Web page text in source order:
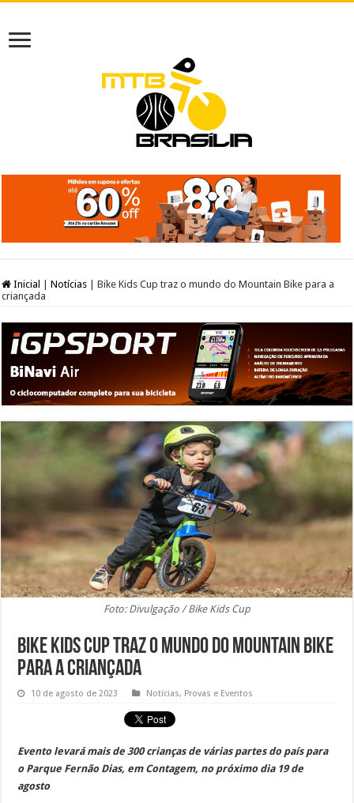
Inicial Notícias
Bike Kids Cup traz o mundo do Mountain Bike para a
criançada
Foto: Divulgação / Bike Kids Cup
Bike Kids Cup traz o mundo do Mountain Bike
para a criançada
10 de agosto de 2023 Notícias, Provas e Eventos
Evento levará mais de 300 crianças de várias partes do país para
o Parque Fernão Dias, em Contagem, no próximo dia 19 de
agosto